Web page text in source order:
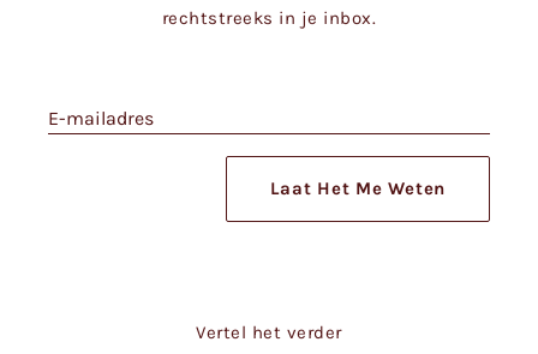
rechtstreeks in je inbox.
E-mailadres
Laat Het Me Weten
Vertel het verder